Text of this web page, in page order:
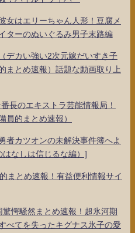
はエリーちゃん人形！豆腐メ
ターのぬいぐるみ男子末路編
デカい強い2次元嫁だいすき子
まとめ速報）話題な動画取り上
長のエキストラ芸能情報局！
員的まとめ速報）
者カツオンの未解決事件簿へよ
なしは信じるな編）]
とめ速報！有益便利情報サイ
愕騒然まとめ速報！超氷河期
べてを失ったキグナス氷子の愛